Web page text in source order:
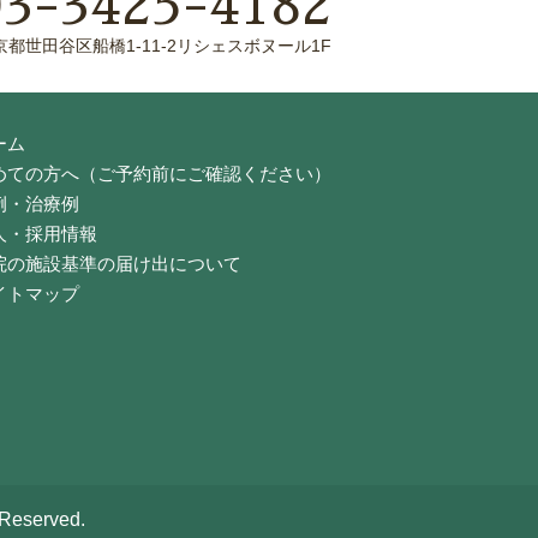
都世田谷区船橋1-11-2リシェスボヌール1F
ム
ての方へ（ご予約前にご確認ください）
・治療例
・採用情報
の施設基準の届け出について
トマップ